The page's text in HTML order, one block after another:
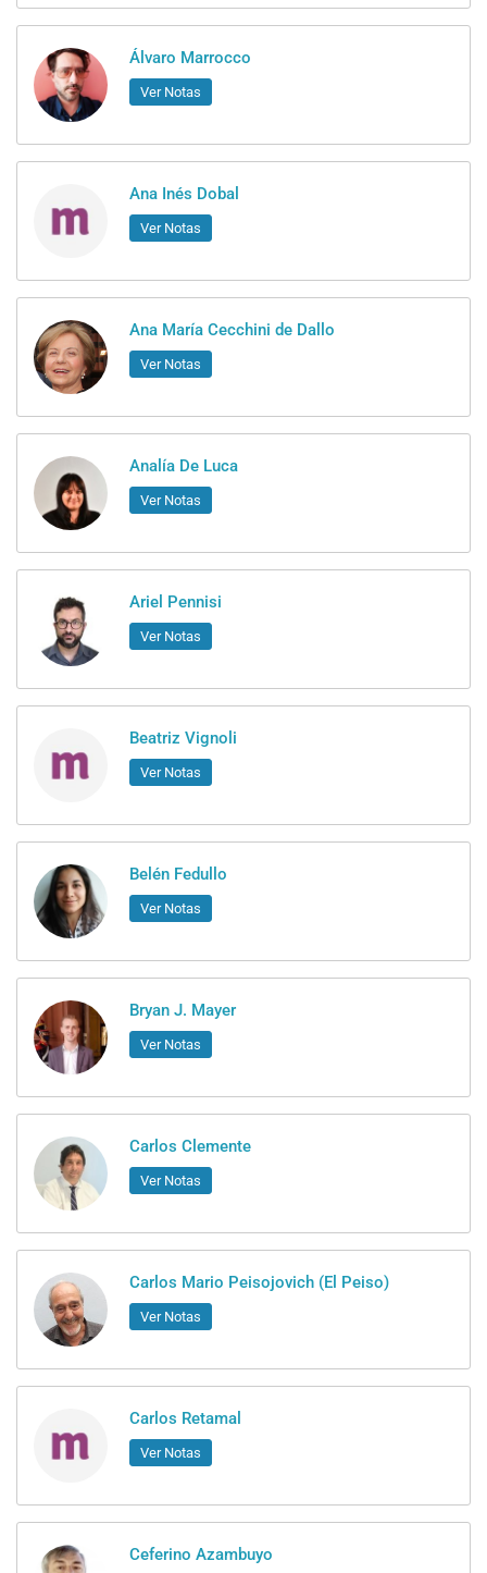
Álvaro Marrocco
Ver Notas
Ana Inés Dobal
Ver Notas
Ana María Cecchini de Dallo
Ver Notas
Analía De Luca
Ver Notas
Ariel Pennisi
Ver Notas
Beatriz Vignoli
Ver Notas
Belén Fedullo
Ver Notas
Bryan J. Mayer
Ver Notas
Carlos Clemente
Ver Notas
Carlos Mario Peisojovich (El Peiso)
Ver Notas
Carlos Retamal
Ver Notas
Ceferino Azambuyo